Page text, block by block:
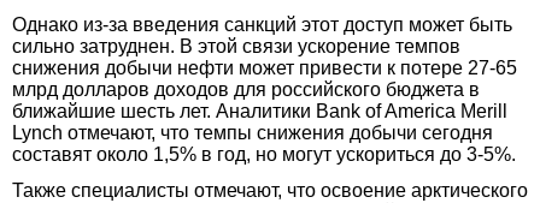
Однако из-за введения санкций этот доступ может быть
сильно затруднен. В этой связи ускорение темпов
снижения добычи нефти может привести к потере 27-65
млрд долларов доходов для российского бюджета в
ближайшие шесть лет. Аналитики Bank of America Merill
Lynch отмечают, что темпы снижения добычи сегодня
составят около 1,5% в год, но могут ускориться до 3-5%.
Также специалисты отмечают, что освоение арктического